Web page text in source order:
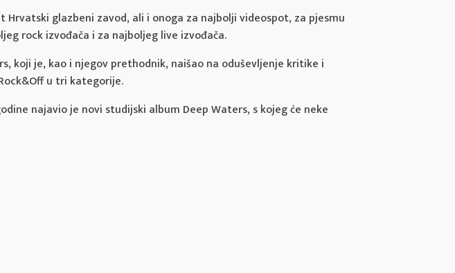
glazbeni zavod, ali i onoga za najbolji videospot, za pjesmu
rock izvođača i za najboljeg live izvođača.
koji je, kao i njegov prethodnik, naišao na oduševljenje kritike i
u tri kategorije.
najavio je novi studijski album Deep Waters, s kojeg će neke